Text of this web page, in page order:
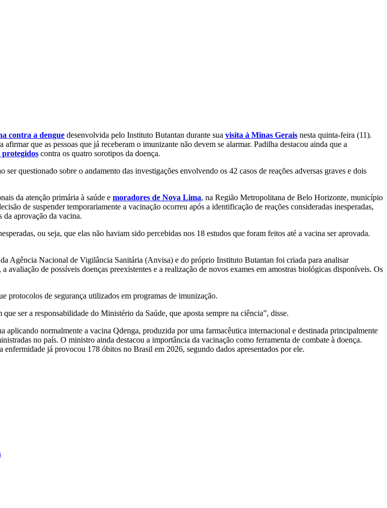
contra a dengue desenvolvida pelo Instituto Butantan durante sua visita à Minas Gerais nesta quinta-feira (11).
que as pessoas que já receberam o imunizante não devem se alarmar. Padilha destacou ainda que a
contra os quatro sorotipos da doença.
questionado sobre o andamento das investigações envolvendo os 42 casos de reações adversas graves e dois
da atenção primária à saúde e moradores de Nova Lima, na Região Metropolitana de Belo Horizonte, município
de suspender temporariamente a vacinação ocorreu após a identificação de reações consideradas inesperadas,
da aprovação da vacina.
ou seja, que elas não haviam sido percebidas nos 18 estudos que foram feitos até a vacina ser aprovada.
Agência Nacional de Vigilância Sanitária (Anvisa) e do próprio Instituto Butantan foi criada para analisar
avaliação de possíveis doenças preexistentes e a realização de novos exames em amostras biológicas disponíveis. Os
protocolos de segurança utilizados em programas de imunização.
ser a responsabilidade do Ministério da Saúde, que aposta sempre na ciência”, disse.
normalmente a vacina Qdenga, produzida por uma farmacêutica internacional e destinada principalmente
no país. O ministro ainda destacou a importância da vacinação como ferramenta de combate à doença.
já provocou 178 óbitos no Brasil em 2026, segundo dados apresentados por ele.